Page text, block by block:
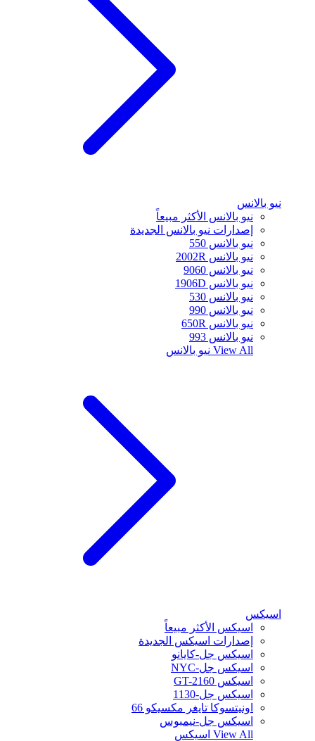
نيو بالانس
نيو بالانس الأكثر مبيعاً
إصدارات نيو بالانس الجديدة
نيو بالانس 550
نيو بالانس 2002R
نيو بالانس 9060
نيو بالانس 1906D
نيو بالانس 530
نيو بالانس 990
نيو بالانس 650R
نيو بالانس 993
View All نيو بالانس
اسيكس
اسيكس الأكثر مبيعاً
إصدارات اسيكس الجديدة
اسيكس جل-كايانو
اسيكس جل-NYC
اسيكس GT-2160
اسيكس جل-1130
اونيتسوكا تايغر مكسيكو 66
اسيكس جل-نيمبوس
View All اسيكس